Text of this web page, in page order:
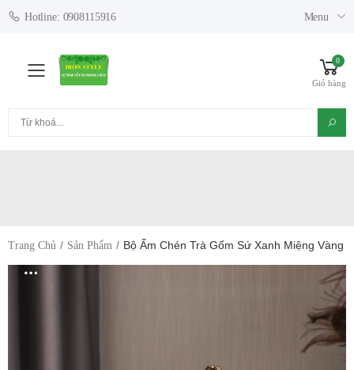
Hotline: 0908115916 Menu
Toggle mobile menu
0
Giỏ hàng
Trang Chủ Sản Phẩm Bộ Ấm Chén Trà Gốm Sứ Xanh Miệng Vàng